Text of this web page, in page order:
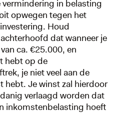
in belasting
opwegen tegen het
Houd
dat wanneer je
ca. €25.000, en
hebt op de
je niet veel aan de
hebt. Je winst zal hierdoor
verlaagd worden dat
inkomstenbelasting hoeft